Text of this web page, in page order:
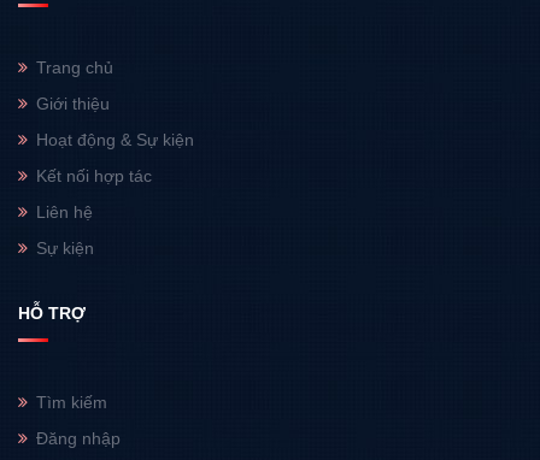
Trang chủ
Giới thiệu
Hoạt động & Sự kiện
Kết nối hợp tác
Liên hệ
Sự kiện
HỖ TRỢ
Tìm kiếm
Đăng nhập